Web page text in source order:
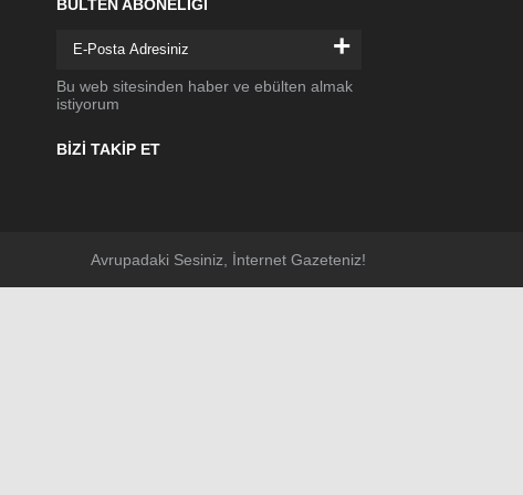
BÜLTEN ABONELİĞİ
+
Bu web sitesinden haber ve ebülten almak
istiyorum
BİZİ TAKİP ET
Avrupadaki Sesiniz, İnternet Gazeteniz!